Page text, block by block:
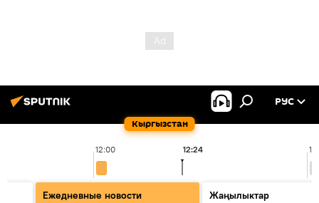
Кыргызстан
РУС
12:00 12:24
Ежедневные новости
Жаңылыктар